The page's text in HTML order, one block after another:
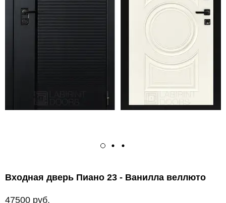
Входная дверь Пиано 23 - Ванилла веллюто
47500 руб.